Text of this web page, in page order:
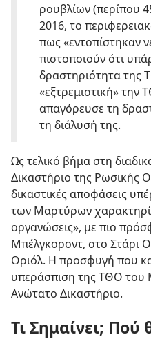
ρουβλίων (περίπου
2016, το
πως «εντοπίστηκαν
πιστοποιούν ότι
δραστηριότητα της
«εξτρεμιστική» την
απαγόρευσε τη
τη διάλυσή της.
Ως τελικό βήμα στη
Δικαστήριο της Ρωσικής
δικαστικές αποφάσεις
των Μαρτύρων
οργανώσεις», με πιο
Μπέλγκοροντ, στο Στάρι
Οριόλ. Η προσφυγή που
υπεράσπιση της ΤΘΟ του
Ανώτατο Δικαστήριο.
Τι Σημαίνει; Πού